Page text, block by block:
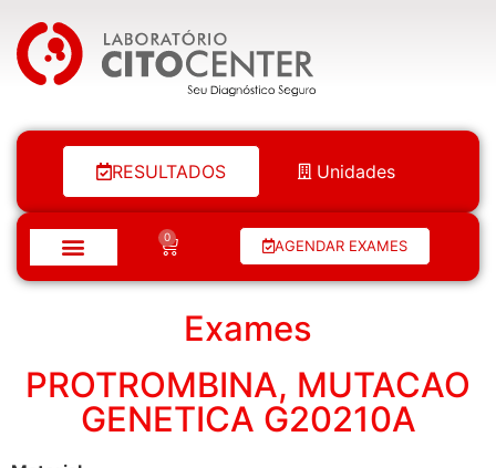
Laboratório Citocenter
RESULTADOS Unidades
0 AGENDAR EXAMES
Exames
PROTROMBINA, MUTACAO
GENETICA G20210A